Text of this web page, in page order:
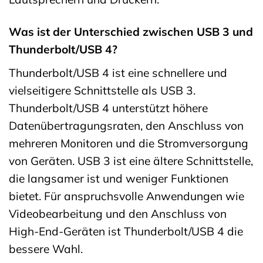
Was ist der Unterschied zwischen USB 3 und
Thunderbolt/USB 4?
Thunderbolt/USB 4 ist eine schnellere und
vielseitigere Schnittstelle als USB 3.
Thunderbolt/USB 4 unterstützt höhere
Datenübertragungsraten, den Anschluss von
mehreren Monitoren und die Stromversorgung
von Geräten. USB 3 ist eine ältere Schnittstelle,
die langsamer ist und weniger Funktionen
bietet. Für anspruchsvolle Anwendungen wie
Videobearbeitung und den Anschluss von
High-End-Geräten ist Thunderbolt/USB 4 die
bessere Wahl.